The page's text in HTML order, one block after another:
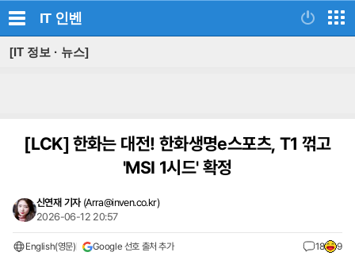
IT 인벤
[IT 정보 · 뉴스]
[LCK]한화는 대전! 한화생명e스포츠, T1 꺾고
'MSI 1시드' 확정
신연재 기자 (Arra@inven.co.kr)
2026-06-12 20:57
English(영문) Google 선호 출처 추가 18 9